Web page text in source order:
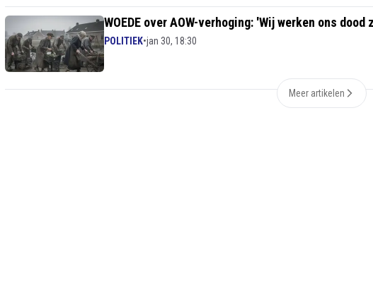
WOEDE over AOW-verhoging: 'Wij werken ons
POLITIEK•jan 30, 18:30
Meer artikelen